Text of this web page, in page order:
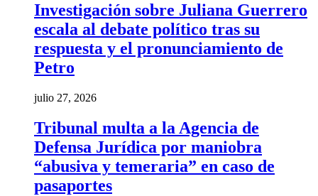
Investigación sobre Juliana Guerrero
escala al debate político tras su
respuesta y el pronunciamiento de
Petro
julio 27, 2026
Tribunal multa a la Agencia de
Defensa Jurídica por maniobra
“abusiva y temeraria” en caso de
pasaportes